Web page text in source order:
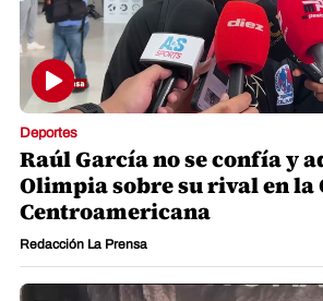
Deportes
Raúl García no se confía y
Olimpia sobre su rival en la
Centroamericana
Redacción La Prensa